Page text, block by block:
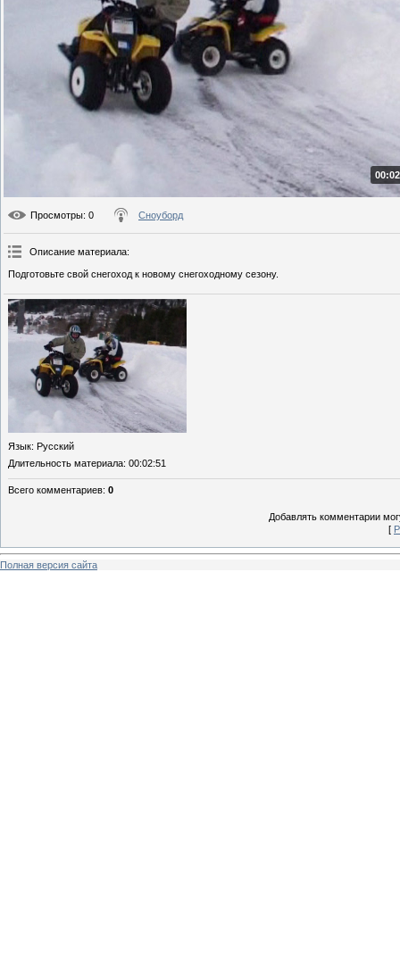
Просмотры: 0 Сноуборд
Описание материала:
Подготовьте свой снегоход к новому снегоходному сезону.
Язык: Русский
Длительность материала: 00:02:51
Всего комментариев: 0
Добавлять комментарии
[
Полная версия сайта